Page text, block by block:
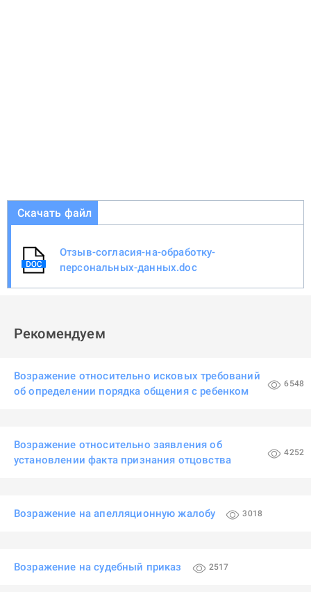
Скачать файл
Отзыв-согласия-на-обработку-
персональных-данных.doc
Рекомендуем
Возражение относительно исковых требований
об определении порядка общения с ребенком
6548
Возражение относительно заявления об
установлении факта признания отцовства
4252
Возражение на апелляционную жалобу 3018
Возражение на судебный приказ 2517